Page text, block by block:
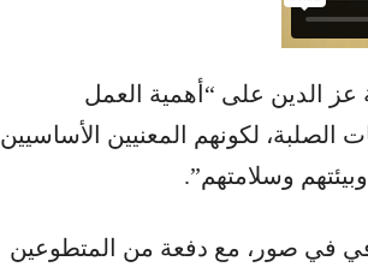
عز الدين على “أهمية العمل
الصلبة، لكونهم المعنيين الأساسيين
وسلامتهم”.
في صور، مع دفعة من المتطوعين